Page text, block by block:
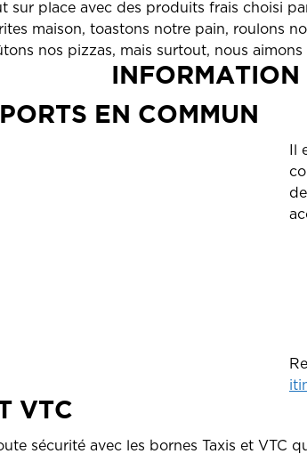
sur place avec des produits frais choisi
maison, toastons notre pain, roulons
nos pizzas, mais surtout, nous aimons
INFORMATION
EN COMMUN
Il
VTC
sécurité avec les bornes Taxis et VTC